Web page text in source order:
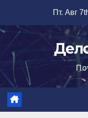
содержимому
Пт. Авг